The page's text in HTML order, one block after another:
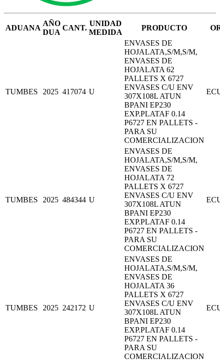
ADUANA
AÑO
DUA
CANT.
UNIDAD
MEDIDA
PRODUCTO
TUMBES 2025 417074 U
ENVASES DE
HOJALATA,S/M,S/M,
ENVASES DE
HOJALATA 62
PALLETS X 6727
ENVASES C/U ENV
307X108L ATUN
BPANI EP230
EXP.PLATAF 0.14
P6727 EN PALLETS -
PARA SU
COMERCIALIZACION
TUMBES 2025 484344 U
ENVASES DE
HOJALATA,S/M,S/M,
ENVASES DE
HOJALATA 72
PALLETS X 6727
ENVASES C/U ENV
307X108L ATUN
BPANI EP230
EXP.PLATAF 0.14
P6727 EN PALLETS -
PARA SU
COMERCIALIZACION
TUMBES 2025 242172 U
ENVASES DE
HOJALATA,S/M,S/M,
ENVASES DE
HOJALATA 36
PALLETS X 6727
ENVASES C/U ENV
307X108L ATUN
BPANI EP230
EXP.PLATAF 0.14
P6727 EN PALLETS -
PARA SU
COMERCIALIZACION